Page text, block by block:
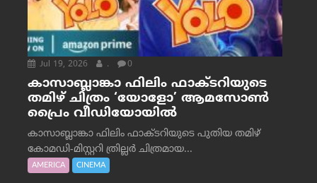
Jul 19, 2026 . 0
കാസാബ്ലാങ്കാ ഫിലിം ഫാക്ടറിയുടെ
തമിഴ് ചിത്രം ‘യോളോ’ ആമസോൺ
പ്രൈം വീഡിയോയിൽ
കാസാബ്ലാങ്കാ ഫിലിം ഫാക്ടറിയുടെ പുതിയ തമിഴ്
കോമഡി-മിസ്റ്ററി ത്രില്ലർ ചിത്രമായ...
AMERICA CINEMA